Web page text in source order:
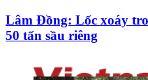
Lâm Đồng: Lốc xoáy
50 tấn sầu riêng